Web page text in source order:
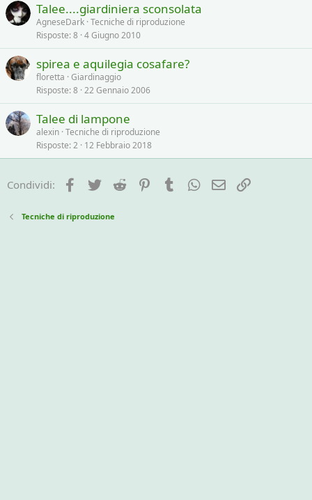
Talee....giardiniera sconsolata
AgneseDark Tecniche di riproduzione
Risposte 8 4 Giugno 2010
spirea e aquilegia cosafare?
floretta Giardinaggio
Risposte 8 22 Gennaio 2006
Talee di lampone
alexin Tecniche di riproduzione
Risposte 2 12 Febbraio 2018
Condividi: Facebook
Twitter Reddit PinterestTumblrWhatsApp
e-mail
Tecniche di riproduzione